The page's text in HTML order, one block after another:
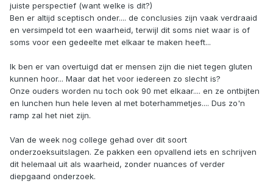
juiste perspectief (want welke is dit?)
Ben er altijd sceptisch onder.... de conclusies zijn vaak verdraaid
en versimpeld tot een waarheid, terwijl dit soms niet waar is of
soms voor een gedeelte met elkaar te maken heeft...
Ik ben er van overtuigd dat er mensen zijn die niet tegen gluten
kunnen hoor... Maar dat het voor iedereen zo slecht is?
Onze ouders worden nu toch ook 90 met elkaar.... en ze ontbijten
en lunchen hun hele leven al met boterhammetjes.... Dus zo'n
ramp zal het niet zijn.
Van de week nog college gehad over dit soort
onderzoeksuitslagen. Ze pakken een opvallend iets en schrijven
dit helemaal uit als waarheid, zonder nuances of verder
diepgaand onderzoek.